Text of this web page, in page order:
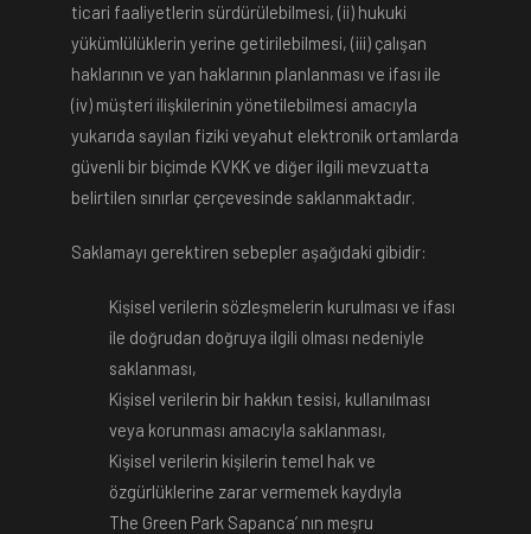
ticari faaliyetlerin sürdürülebilmesi, (ii) hukuki
yükümlülüklerin yerine getirilebilmesi, (iii) çalışan
haklarının ve yan haklarının planlanması ve ifası ile
(iv) müşteri ilişkilerinin yönetilebilmesi amacıyla
yukarıda sayılan fiziki veyahut elektronik ortamlarda
güvenli bir biçimde KVKK ve diğer ilgili mevzuatta
belirtilen sınırlar çerçevesinde saklanmaktadır.
Saklamayı gerektiren sebepler aşağıdaki gibidir:
Kişisel verilerin sözleşmelerin kurulması ve ifası
ile doğrudan doğruya ilgili olması nedeniyle
saklanması,
Kişisel verilerin bir hakkın tesisi, kullanılması
veya korunması amacıyla saklanması,
Kişisel verilerin kişilerin temel hak ve
özgürlüklerine zarar vermemek kaydıyla
The Green Park Sapanca’ nın meşru